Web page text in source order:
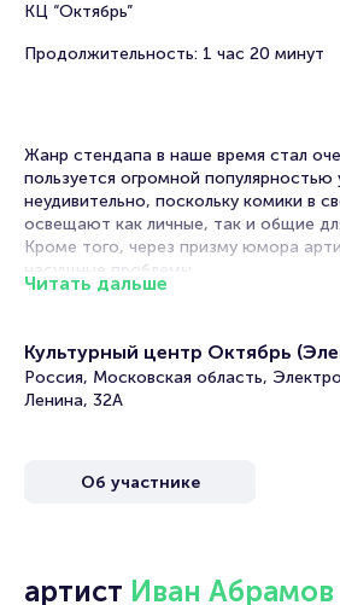
КЦ “Октябрь”
Продолжительность: 1 час 20 минут
Жанр стендапа в наше время стал
пользуется огромной
неудивительно, поскольку комики в
освещают как личные, так и общие
Кроме того, через призму юмора
насущные проблемы.
путь ещё в “Клубе Весёлых и
является резидентом шоу “Stand Up”
выступления - это интеллектуальный
Иван Абрамов полюбился не только
миллионов просмотров.
Читать дальше
Культурный центр Октябрь
Россия, Московская область,
Ленина, 32А
Об участнике
артист Иван Абрамов